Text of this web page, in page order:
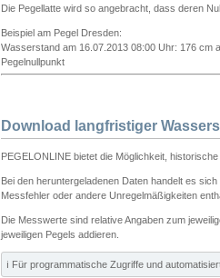
Die Pegellatte wird so angebracht, dass deren
Beispiel am Pegel Dresden:
Wasserstand am 16.07.2013 08:00 Uhr: 176 cm
Pegelnullpunkt
Download langfristiger
PEGELONLINE bietet die Möglichkeit,
Bei den heruntergeladenen Daten handelt es sich
Messfehler oder andere Unregelmäßigkeiten
Die Messwerte sind relative Angaben zum
jeweiligen Pegels addieren.
ℹ️ Für programmatische Zugriffe und